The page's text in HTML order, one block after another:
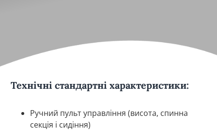
Технічні стандартні характеристики:
Ручний пульт управління (висота, спинна
секція і сидіння)